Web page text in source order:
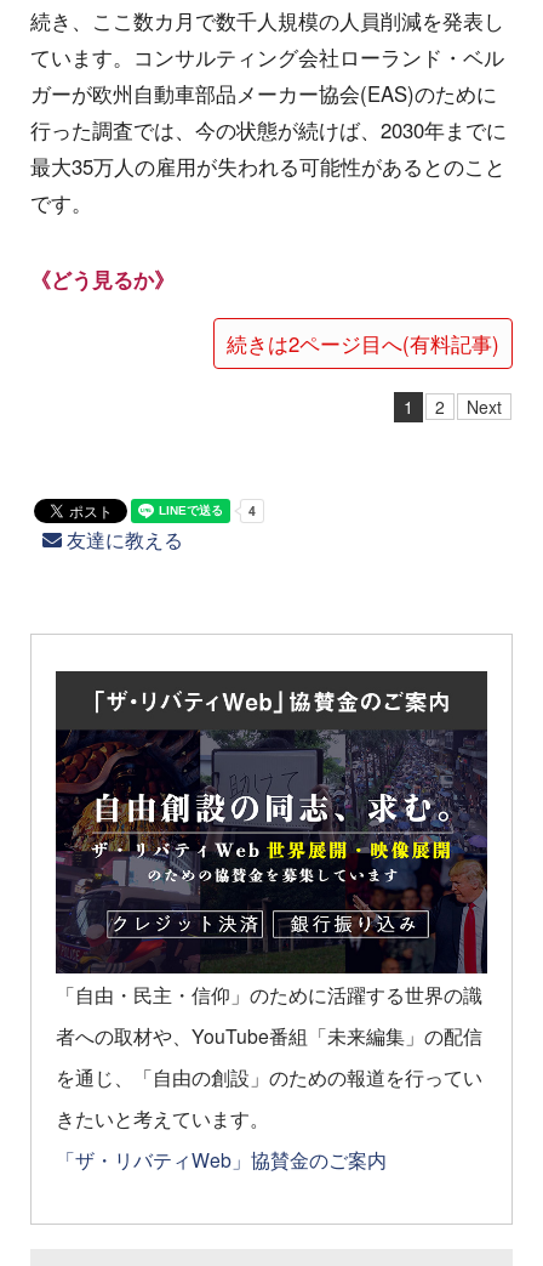
続き、ここ数カ月で数千人規模の人員削減を発表し
ています。コンサルティング会社ローランド・ベル
ガーが欧州自動車部品メーカー協会(EAS)のために
行った調査では、今の状態が続けば、2030年までに
最大35万人の雇用が失われる可能性があるとのこと
です。
《どう見るか》
続きは2ページ目へ(有料記事)
1 2 Next
友達に教える
「自由・民主・信仰」のために活躍する世界の識
者への取材や、YouTube番組「未来編集」の配信
を通じ、「自由の創設」のための報道を行ってい
きたいと考えています。
「ザ・リバティWeb」協賛金のご案内